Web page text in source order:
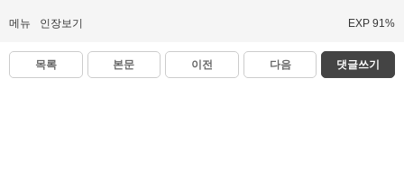
메뉴 인장보기 EXP 91%
목록 본문 이전 다음 댓글쓰기